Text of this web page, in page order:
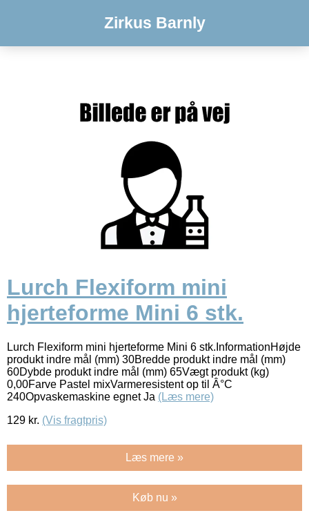
Zirkus Barnly
Lurch Flexiform mini
hjerteforme Mini 6 stk.
Lurch Flexiform mini hjerteforme Mini 6 stk.InformationHøjde
produkt indre mål (mm) 30Bredde produkt indre mål (mm)
60Dybde produkt indre mål (mm) 65Vægt produkt (kg)
0,00Farve Pastel mixVarmeresistent op til Â°C
240Opvaskemaskine egnet Ja (Læs mere)
129 kr. (Vis fragtpris)
Læs mere »
Køb nu »